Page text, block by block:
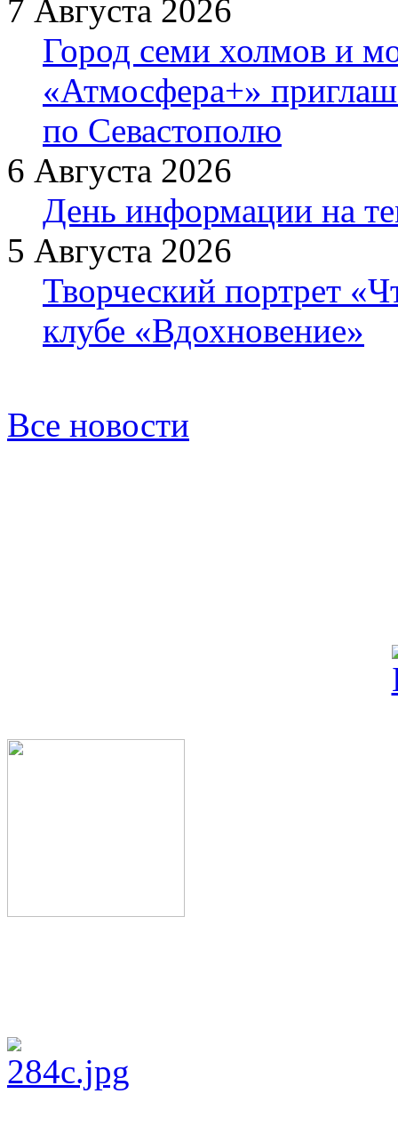
7 Августа 2026
Город семи холмов и
«Атмосфера+»
по Севастополю
6 Августа 2026
День информации на
5 Августа 2026
Творческий портрет
клубе «Вдохновение»
Все новости